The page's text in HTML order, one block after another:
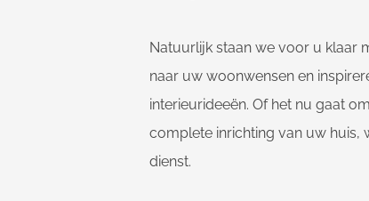
Natuurlijk staan we voor u klaar
naar uw woonwensen en
interieurideeën. Of het nu gaat
complete inrichting van uw huis,
dienst.